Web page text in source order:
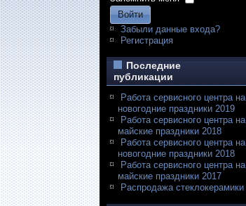
Войти
Забыли данные входа?
Регистрация
Последние
публикации
Работа сервисного центра на
новогодние праздники 2019
Работа сервисного центра на
майские праздники 2018
Работа сервисного центра на
новогодние праздники 2018
Работа сервисного центра на
майские праздники 2017
Распродажа стеклокерамики